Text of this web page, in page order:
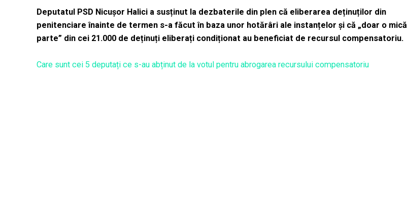
Deputatul PSD Nicușor Halici a susținut la dezbaterile din plen că eliberarea deținuților din
penitenciare înainte de termen s-a făcut în baza unor hotărâri ale instanțelor și că „doar o mică
parte” din cei 21.000 de deținuți eliberați condiționat au beneficiat de recursul compensatoriu.
Care sunt cei 5 deputați ce s-au abținut de la votul pentru abrogarea recursului compensatoriu